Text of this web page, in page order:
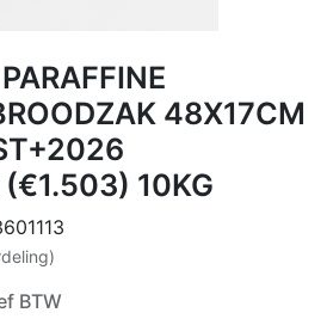
48X17CM
(€1.503) 10KG
BTW